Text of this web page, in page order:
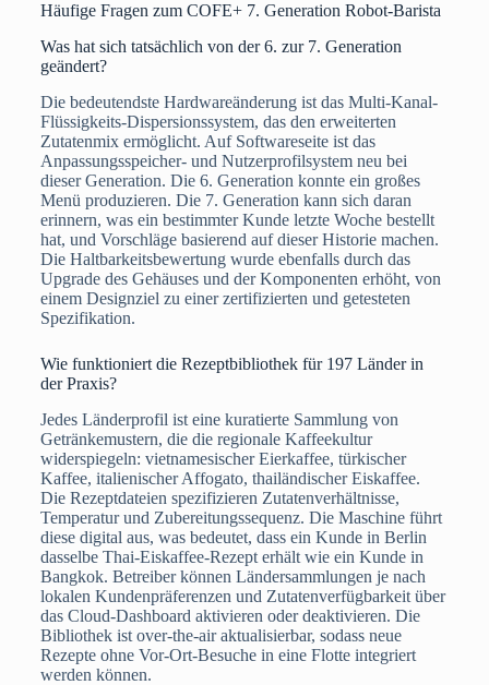
Häufige Fragen zum COFE+ 7. Generation Robot-Barista
Was hat sich tatsächlich von der 6. zur 7. Generation
geändert?
Die bedeutendste Hardwareänderung ist das Multi-Kanal-
Flüssigkeits-Dispersionssystem, das den erweiterten
Zutatenmix ermöglicht. Auf Softwareseite ist das
Anpassungsspeicher- und Nutzerprofilsystem neu bei
dieser Generation. Die 6. Generation konnte ein großes
Menü produzieren. Die 7. Generation kann sich daran
erinnern, was ein bestimmter Kunde letzte Woche bestellt
hat, und Vorschläge basierend auf dieser Historie machen.
Die Haltbarkeitsbewertung wurde ebenfalls durch das
Upgrade des Gehäuses und der Komponenten erhöht, von
einem Designziel zu einer zertifizierten und getesteten
Spezifikation.
Wie funktioniert die Rezeptbibliothek für 197 Länder in
der Praxis?
Jedes Länderprofil ist eine kuratierte Sammlung von
Getränkemustern, die die regionale Kaffeekultur
widerspiegeln: vietnamesischer Eierkaffee, türkischer
Kaffee, italienischer Affogato, thailändischer Eiskaffee.
Die Rezeptdateien spezifizieren Zutatenverhältnisse,
Temperatur und Zubereitungssequenz. Die Maschine führt
diese digital aus, was bedeutet, dass ein Kunde in Berlin
dasselbe Thai-Eiskaffee-Rezept erhält wie ein Kunde in
Bangkok. Betreiber können Ländersammlungen je nach
lokalen Kundenpräferenzen und Zutatenverfügbarkeit über
das Cloud-Dashboard aktivieren oder deaktivieren. Die
Bibliothek ist over-the-air aktualisierbar, sodass neue
Rezepte ohne Vor-Ort-Besuche in eine Flotte integriert
werden können.